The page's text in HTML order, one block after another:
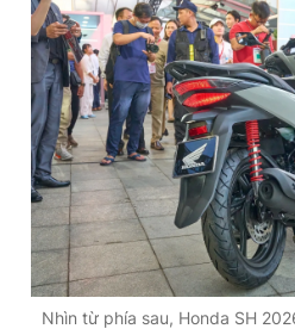
Nhìn từ phía sau, Honda SH